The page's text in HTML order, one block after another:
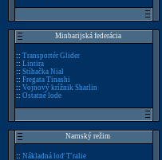
Minbarijská federácia
:: Transportér Glider
:: Lintira
:: Stíhačka Nial
:: Fregata Tinashi
:: Vojnový krížnik Sharlin
:: Ostatné lode
Narnský režim
:: Nákladná loď T'ralie